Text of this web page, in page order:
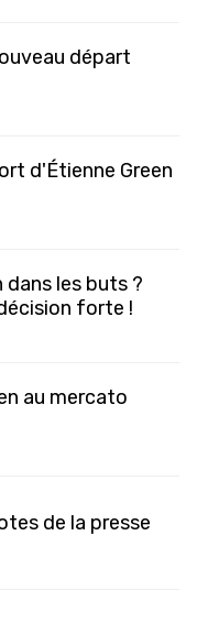
départ
d'Étienne Green
dans les buts ?
forte !
au mercato
de la presse